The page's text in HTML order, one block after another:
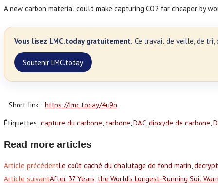
A new carbon material could make capturing CO2 far cheaper by
Vous lisez LMC.today gratuitement. Ce travail de veille, de tri,
Soutenir LMC.today
Short link : https://lmc.today/4u9n
Étiquettes: capture du carbone, carbone, DAC, dioxyde de carbone,
Read more articles
Article précédentLe coût caché du chalutage de fond marin,
Article suivantAfter 37 Years, the World’s Longest-Running Soil